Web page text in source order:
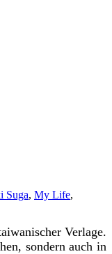
Suga, My Life,
Verlage.
sondern auch in